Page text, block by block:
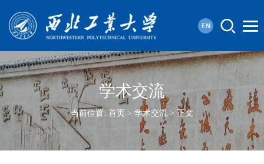
学术交流
当前位置: 首页 > 学术交流 > 正文